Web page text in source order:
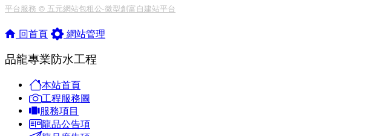
平台服務 © 五元網站包租公-微型創富自建站平台
回首頁 網站管理
品龍專業防水工程
本站首頁
工程服務圖
服務項目
龍品公告項